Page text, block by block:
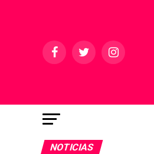
NOTICIAS